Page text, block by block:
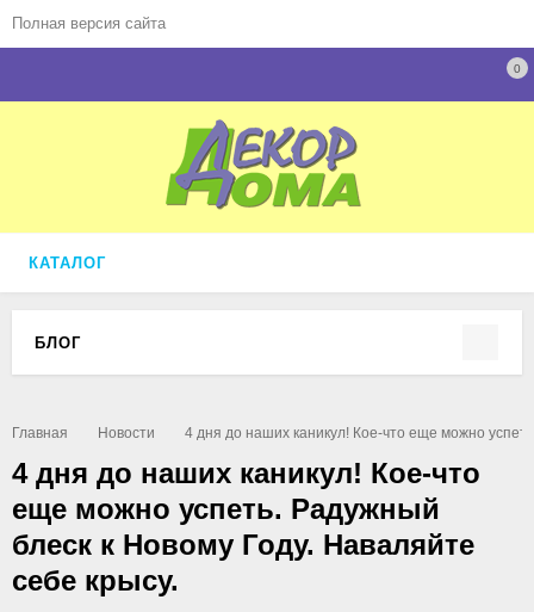
Полная версия сайта
0
КАТАЛОГ
Главная Новости 4 дня до наших каникул! Кое-что еще можно
4 дня до наших каникул! Кое-что
еще можно успеть. Радужный
блеск к Новому Году. Наваляйте
себе крысу.
БЛОГ